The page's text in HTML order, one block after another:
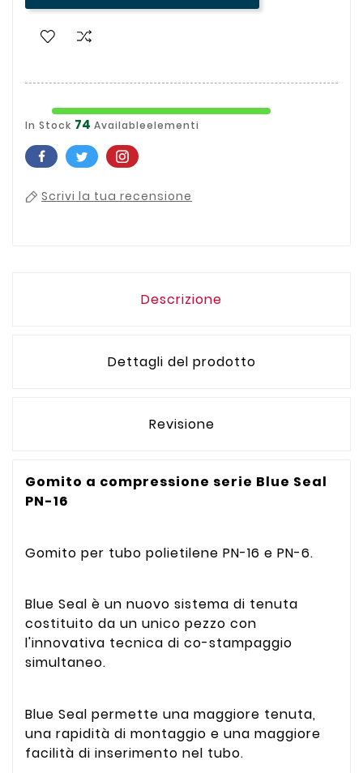
In Stock 74 Availableelementi
Scrivi la tua recensione
Descrizione
Dettagli del prodotto
Revisione
Gomito a compressione serie Blue Seal
PN-16
Gomito per tubo polietilene PN-16 e PN-6.
Blue Seal è un nuovo sistema di tenuta
costituito da un unico pezzo con
l'innovativa tecnica di co-stampaggio
simultaneo.
Blue Seal permette una maggiore tenuta,
una rapidità di montaggio e una maggiore
facilità di inserimento nel tubo.